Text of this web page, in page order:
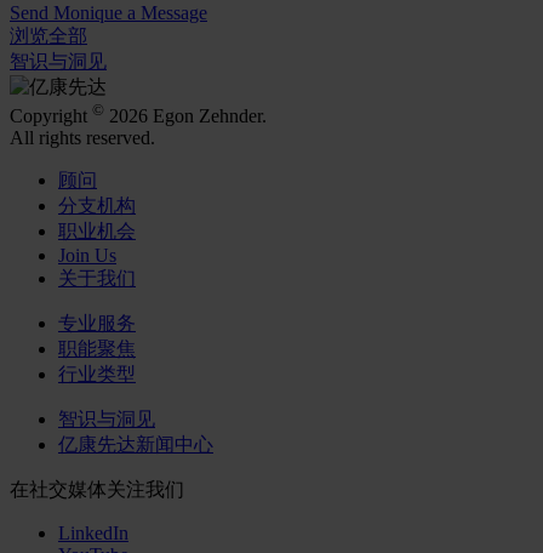
Send Monique a Message
浏览全部
智识与洞见
Copyright © 2026 Egon Zehnder.
All rights reserved.
顾问
分支机构
职业机会
Join Us
关于我们
专业服务
职能聚焦
行业类型
智识与洞见
亿康先达新闻中心
在社交媒体关注我们
LinkedIn